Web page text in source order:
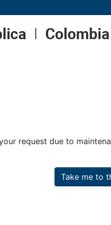
request due to
Take me to